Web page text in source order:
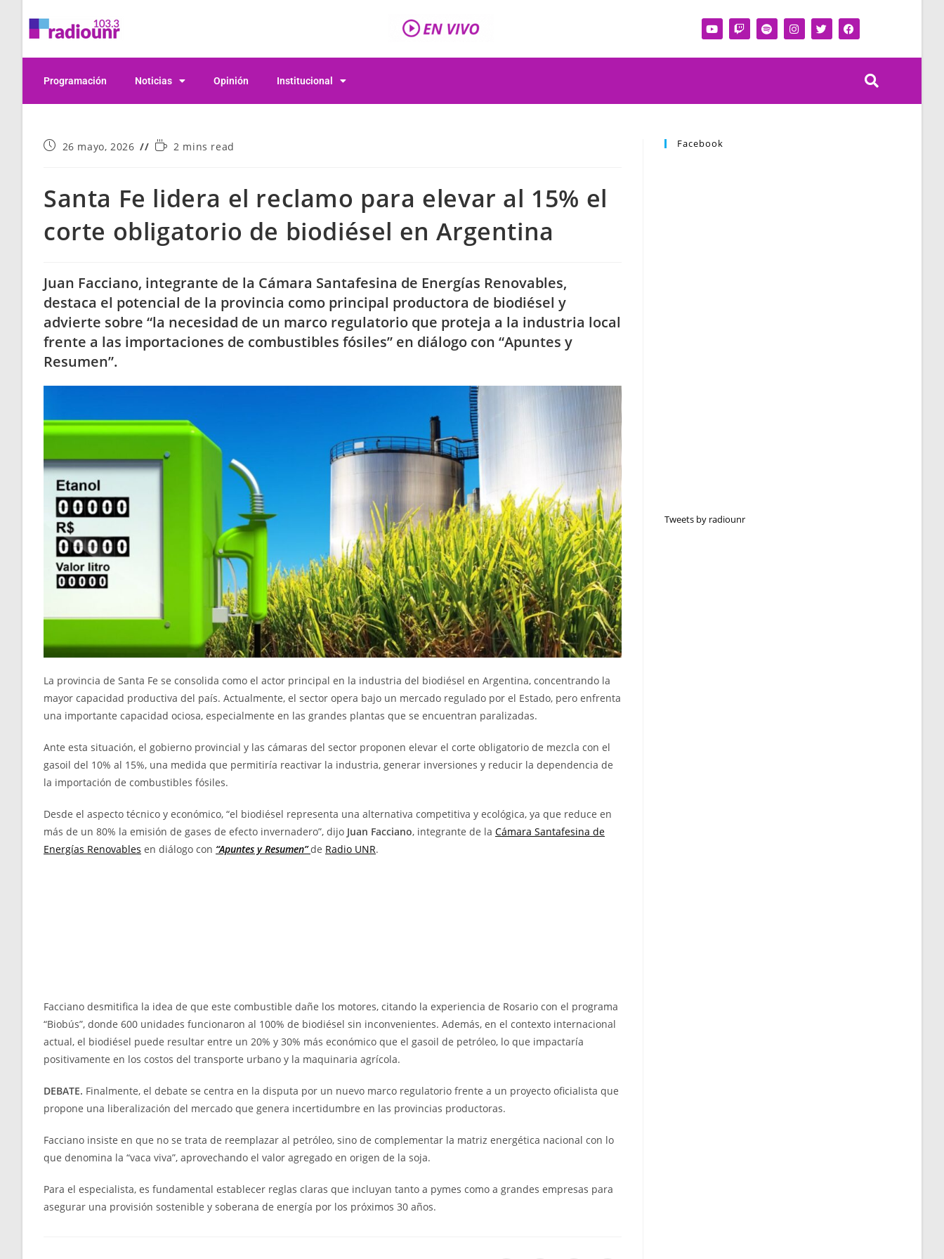
Programación Noticias Opinión Institucional
26 mayo, 2026 2 mins read
Santa Fe lidera el reclamo para elevar al 15% el
corte obligatorio de biodiésel en Argentina
Juan Facciano, integrante de la Cámara Santafesina de Energías Renovables,
destaca el potencial de la provincia como principal productora de biodiésel y
advierte sobre “la necesidad de un marco regulatorio que proteja a la industria local
frente a las importaciones de combustibles fósiles” en diálogo con “Apuntes y
Resumen”.
La provincia de Santa Fe se consolida como el actor principal en la industria del biodiésel en Argentina, concentrando la
mayor capacidad productiva del país. Actualmente, el sector opera bajo un mercado regulado por el Estado, pero enfrenta
una importante capacidad ociosa, especialmente en las grandes plantas que se encuentran paralizadas.
Ante esta situación, el gobierno provincial y las cámaras del sector proponen elevar el corte obligatorio de mezcla con el
gasoil del 10% al 15%, una medida que permitiría reactivar la industria, generar inversiones y reducir la dependencia de
la importación de combustibles fósiles.
Desde el aspecto técnico y económico, “el biodiésel representa una alternativa competitiva y ecológica, ya que reduce en
más de un 80% la emisión de gases de efecto invernadero”, dijo Juan Facciano, integrante de la Cámara Santafesina de
Energías Renovables en diálogo con “Apuntes y Resumen”de Radio UNR.
Facciano desmitifica la idea de que este combustible dañe los motores, citando la experiencia de Rosario con el programa
“Biobús”, donde 600 unidades funcionaron al 100% de biodiésel sin inconvenientes. Además, en el contexto internacional
actual, el biodiésel puede resultar entre un 20% y 30% más económico que el gasoil de petróleo, lo que impactaría
positivamente en los costos del transporte urbano y la maquinaria agrícola.
DEBATE. Finalmente, el debate se centra en la disputa por un nuevo marco regulatorio frente a un proyecto oficialista que
propone una liberalización del mercado que genera incertidumbre en las provincias productoras.
Facciano insiste en que no se trata de reemplazar al petróleo, sino de complementar la matriz energética nacional con lo
que denomina la “vaca viva”, aprovechando el valor agregado en origen de la soja.
Para el especialista, es fundamental establecer reglas claras que incluyan tanto a pymes como a grandes empresas para
asegurar una provisión sostenible y soberana de energía por los próximos 30 años.
Facebook
Tweets by radiounr